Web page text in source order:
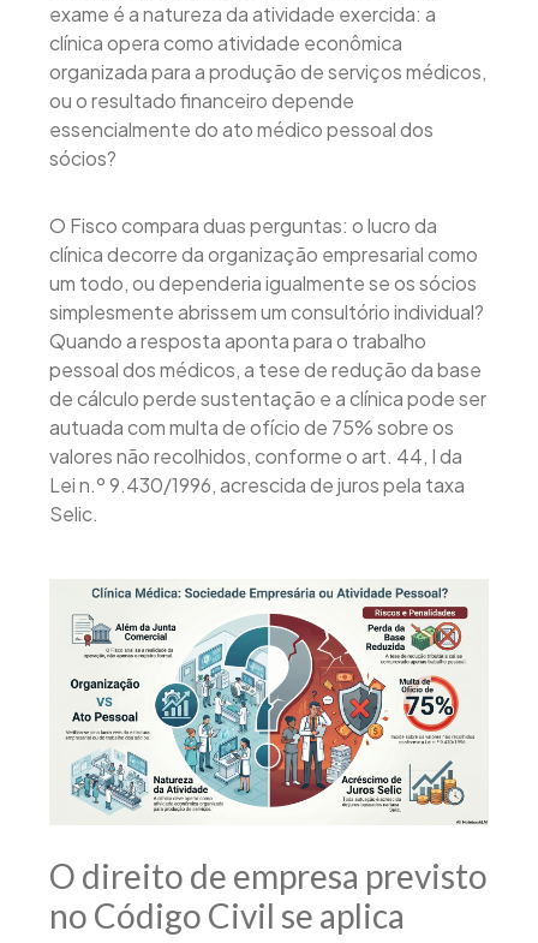
exame é a natureza da atividade exercida: a
clínica opera como atividade econômica
organizada para a produção de serviços médicos,
ou o resultado financeiro depende
essencialmente do ato médico pessoal dos
sócios?
O Fisco compara duas perguntas: o lucro da
clínica decorre da organização empresarial como
um todo, ou dependeria igualmente se os sócios
simplesmente abrissem um consultório individual?
Quando a resposta aponta para o trabalho
pessoal dos médicos, a tese de redução da base
de cálculo perde sustentação e a clínica pode ser
autuada com multa de ofício de 75% sobre os
valores não recolhidos, conforme o art. 44, I da
Lei n.º 9.430/1996, acrescida de juros pela taxa
Selic.
O direito de empresa previsto
no Código Civil se aplica